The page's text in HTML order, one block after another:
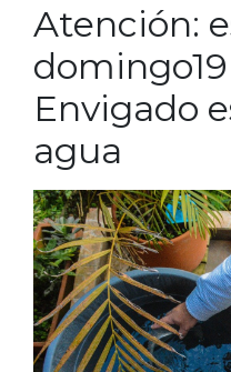
Atención:
Envigado
agua